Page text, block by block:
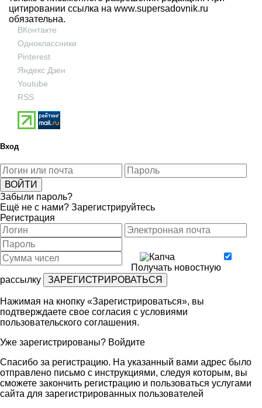
цитировании ссылка на www.supersadovnik.ru
обязательна.
ВКонтакте
Одноклассники
Pinterest
Яндекс Дзен
Youtube
RSS
Вход
Забыли пароль?
Ещё не с нами? Зарегистрируйтесь
Регистрация
Получать новостную
рассылку
Нажимая на кнопку «Зарегистрироваться», вы
подтверждаете свое согласия с условиями
пользовательского соглашения.
Уже зарегистрированы? Войдите
Спасибо за регистрацию. На указанный вами адрес было
отправлено письмо с инструкциями, следуя которым, вы
сможете закончить регистрацию и пользоваться услугами
сайта для зарегистрированных пользователей